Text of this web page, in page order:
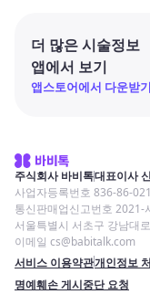
더 많은 시술정보
앱에서 보기
앱스토어에서 다운받기
주식회사 바비톡대표이사
사업자등록번호 836-86-
통신판매업신고번호 2021-
서울특별시 서초구 강남대
이메일 cs@babitalk.com
서비스 이용약관개인정보
명예훼손 게시중단 요청